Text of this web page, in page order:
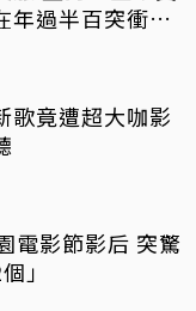
年過半百突衝上
歌竟遭超大咖影
電影節影后 突驚
」